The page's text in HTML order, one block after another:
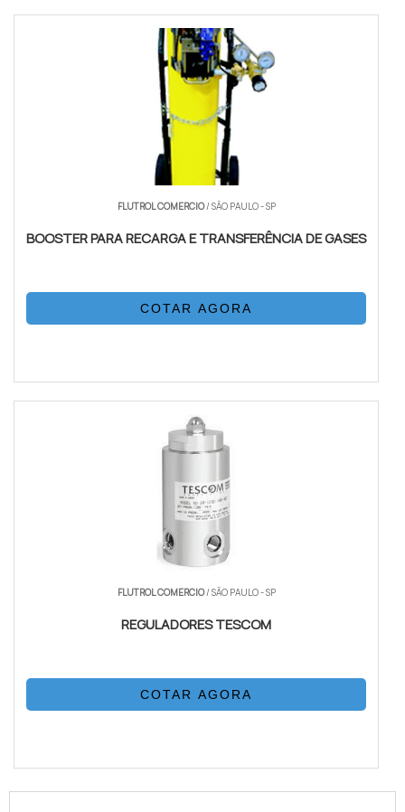
FLUTROL COMERCIO/ SÃO PAULO - SP
BOOSTER PARA RECARGA E TRANSFERÊNCIA DE GASES
COTAR AGORA
FLUTROL COMERCIO/ SÃO PAULO - SP
REGULADORES TESCOM
COTAR AGORA